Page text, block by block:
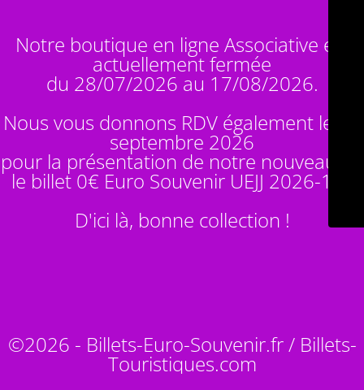
Notre boutique en ligne Associative est
actuellement fermée
du 28/07/2026 au 17/08/2026.
Nous vous donnons RDV également le 14
septembre 2026
pour la présentation de notre nouveauté :
le billet 0€ Euro Souvenir UEJJ 2026-10
D'ici là, bonne collection !
©2026 - Billets-Euro-Souvenir.fr / Billets-
Touristiques.com